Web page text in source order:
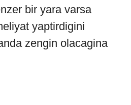
bir yara varsa
yaptirdigini
zengin olacagina